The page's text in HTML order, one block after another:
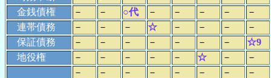
金銭債権
－ － ○代 － － － －
－
連帯債務
－ － － ☆ － － －
－
保証債務
－ － － － － － －
☆9
地役権
－ － － － － ☆ －
－
－
－ － － － － － －